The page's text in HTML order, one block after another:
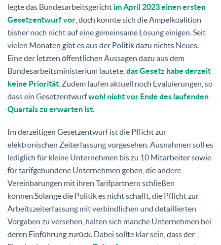
legte das Bundesarbeitsgericht im April 2023 einen ersten
Gesetzentwurf vor , doch konnte sich die Ampelkoalition
bisher noch nicht auf eine gemeinsame Lösung einigen. Seit
vielen Monaten gibt es aus der Politik dazu nichts Neues.
Eine der letzten öffentlichen Aussagen dazu aus dem
Bundesarbeitsministerium lautete, das Gesetz habe derzeit
keine Priorität. Zudem laufen aktuell noch Evaluierungen, so
dass ein Gesetzentwurfwohl nicht vor Ende des laufenden
Quartals zu erwarten ist.
Im derzeitigen Gesetzentwurf ist die Pflicht zur
elektronischen Zeiterfassung vorgesehen. Ausnahmen soll es
lediglich für kleine Unternehmen bis zu 10 Mitarbeiter sowie
für tarifgebundene Unternehmen geben, die andere
Vereinbarungen mit ihren Tarifpartnern schließen
können.Solange die Politik es nicht schafft, die Pflicht zur
Arbeitszeiterfassung mit verbindlichen und detaillierten
Vorgaben zu versehen, halten sich manche Unternehmen bei
deren Einführung zurück. Dabei sollte klar sein, dass der